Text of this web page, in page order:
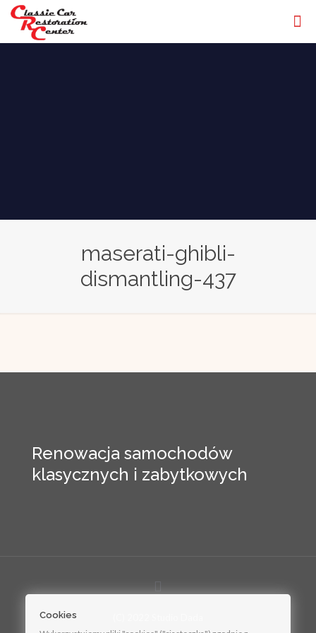
maserati-ghibli-
dismantling-437
Renowacja samochodów
klasycznych i zabytkowych
Cookies